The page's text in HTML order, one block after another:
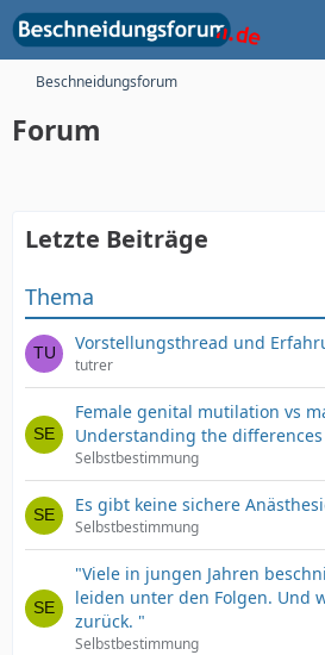
Beschneidungsforum
Forum
Letzte Beiträge
Thema
Vorstellungsthread und
tutrer
Female genital mutilation vs
Understanding the differences
Selbstbestimmung
Es gibt keine sichere
Selbstbestimmung
"Viele in jungen Jahren
leiden unter den Folgen. Und
zurück. "
Selbstbestimmung